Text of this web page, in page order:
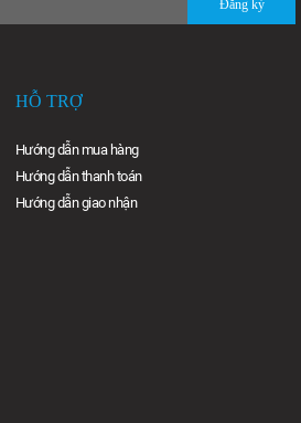
HỖ TRỢ
Hướng dẫn mua hàng
Hướng dẫn thanh toán
Hướng dẫn giao nhận